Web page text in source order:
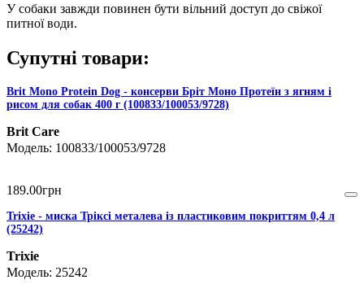
У собаки завжди повинен бути вільний доступ до свіжої
питної води.
Супутні товари:
Brit Mono Protein Dog - консерви Бріт Моно Протеїн з ягням і
рисом для собак 400 г (100833/100053/9728)
Brit Care
100833/100053/9728
189.00грн
Trixie - миска Тріксі металева із пластиковим покриттям 0,4 л
(25242)
Trixie
25242